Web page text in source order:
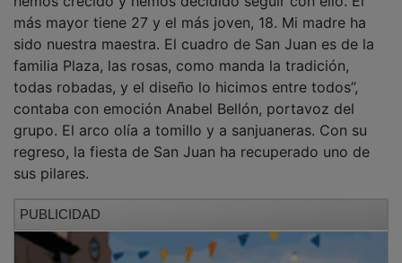
más mayor tiene 27 y el más joven, 18. Mi madre ha
sido nuestra maestra. El cuadro de San Juan es de la
familia Plaza, las rosas, como manda la tradición,
todas robadas, y el diseño lo hicimos entre todos”,
contaba con emoción Anabel Bellón, portavoz del
grupo. El arco olía a tomillo y a sanjuaneras. Con su
regreso, la fiesta de San Juan ha recuperado uno de
sus pilares.